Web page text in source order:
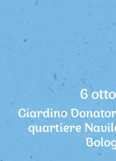
6
Giardino
quartiere